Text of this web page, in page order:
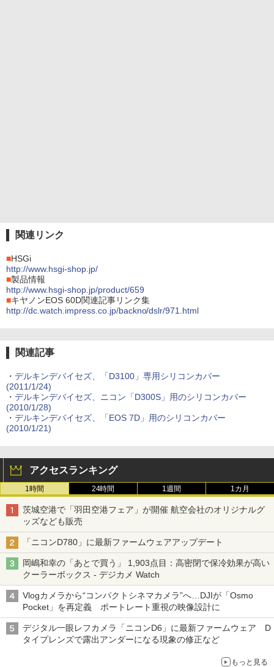
関連リンク
■HSGi
http://www.hsgi-shop.jp/
■製品情報
http://www.hsgi-shop.jp/product/659
■キヤノンEOS 60D関連記事リンク集
http://dc.watch.impress.co.jp/backno/dslr/971.html
関連記事
・ デルキンデバイセズ、「D3100」専用シリコンカバー
(2011/1/24)
・ デルキンデバイセズ、ニコン「D300S」用のシリコンカバー
(2010/1/28)
・ デルキンデバイセズ、「EOS 7D」用のシリコンカバー
(2010/1/21)
アクセスランキング
1時間 24時間 1週間 1カ月
茨城空港で「羽田空港フェア」が開催 航空会社のオリジナルグ
ッズなども販売
「ニコンD780」に最新ファームウェアアップデート
岡嶋和幸の「あとで買う」 1,903点目：高密閉で保冷効果が高い
クーラーボックス - デジカメ Watch
Vlogカメラから“コンパクトシネマカメラ”へ…DJIが「Osmo
Pocket」を再定義 ポートレート重視の映像設計に
デジタル一眼レフカメラ「ニコンD6」に最新ファームウェア D
タイプレンズで露出アンダーになる現象の修正など
もっと見る